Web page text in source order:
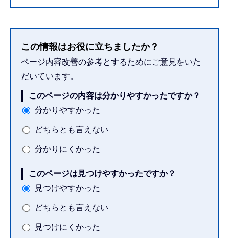
この情報はお役に立ちましたか？
ページ内容改善の参考とするためにご意見をいた
だいています。
このページの内容は分かりやすかったですか？
分かりやすかった
どちらとも言えない
分かりにくかった
このページは見つけやすかったですか？
見つけやすかった
どちらとも言えない
見つけにくかった